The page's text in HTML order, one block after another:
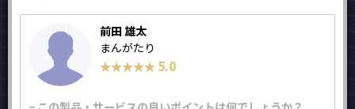
前田 雄太
まんがたり
★★★★★
★★★★★ 5.0